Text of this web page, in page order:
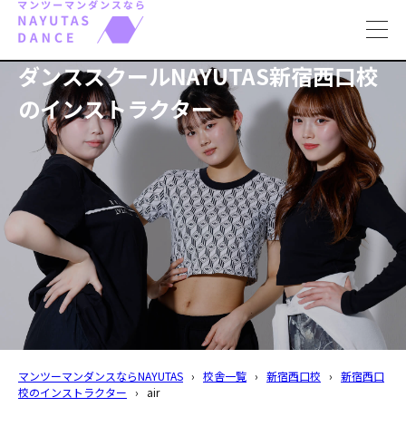
ダンススクールNAYUTAS新宿西口校
のインストラクター
マンツーマンダンスならNAYUTAS › 校舎一覧 › 新宿西口校 › 新宿西口
校のインストラクター › air